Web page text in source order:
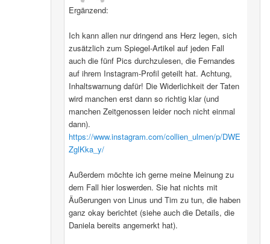
Ergänzend:
Ich kann allen nur dringend ans Herz legen, sich
zusätzlich zum Spiegel-Artikel auf jeden Fall
auch die fünf Pics durchzulesen, die Fernandes
auf ihrem Instagram-Profil geteilt hat. Achtung,
Inhaltswarnung dafür! Die Widerlichkeit der Taten
wird manchen erst dann so richtig klar (und
manchen Zeitgenossen leider noch nicht einmal
dann).
https://www.instagram.com/collien_ulmen/p/DWE
ZglKka_y/
Außerdem möchte ich gerne meine Meinung zu
dem Fall hier loswerden. Sie hat nichts mit
Äußerungen von Linus und Tim zu tun, die haben
ganz okay berichtet (siehe auch die Details, die
Daniela bereits angemerkt hat).